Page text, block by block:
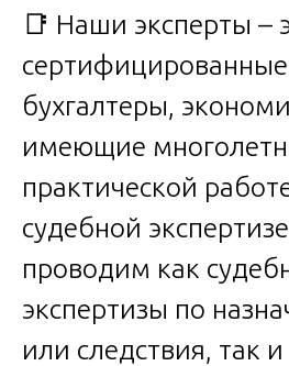
📑 Наши эксперты –
бухгалтеры,
имеющие
практической
судебной
проводим как
экспертизы по
или следствия, так